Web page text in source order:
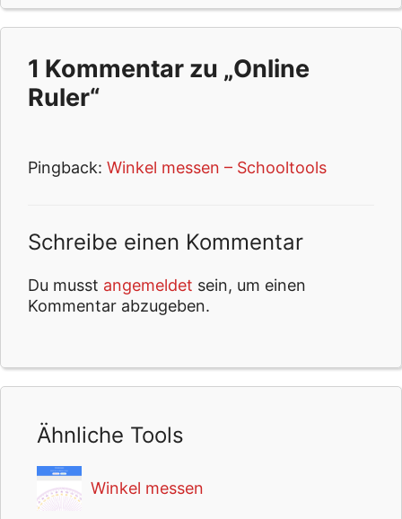
1 Kommentar zu „Online
Ruler“
Pingback: Winkel messen – Schooltools
Schreibe einen Kommentar
Du musst angemeldet sein, um einen
Kommentar abzugeben.
Ähnliche Tools
Winkel messen